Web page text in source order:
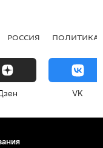
РОССИЯ ПОЛИТИКА
VK